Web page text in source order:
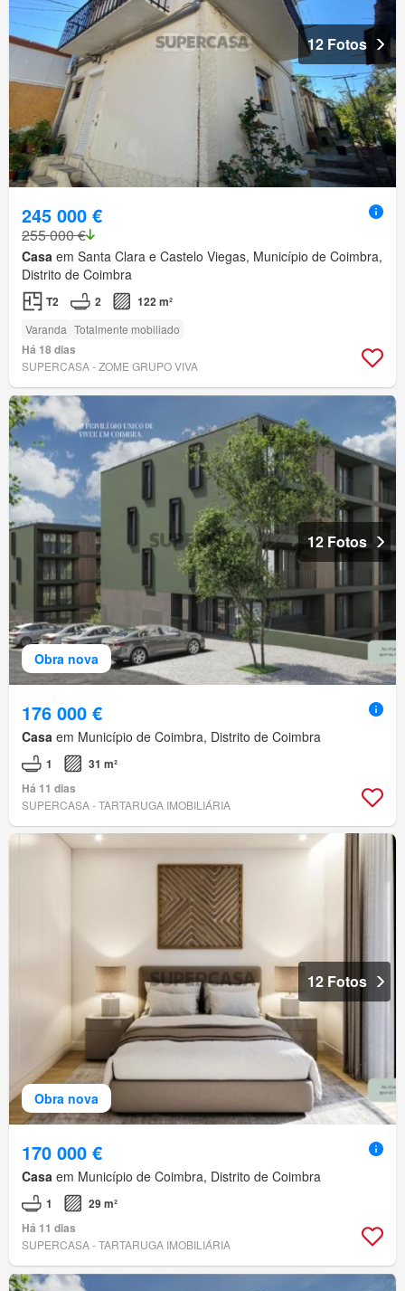
12 Fotos
245 000 €
255 000 €
Casa em Santa Clara e Castelo Viegas, Município de Coimbra,
Distrito de Coimbra
T2 2 122 m²
Varanda Totalmente mobiliado
Há 18 dias
SUPERCASA - ZOME GRUPO VIVA
Obra nova
12 Fotos
176 000 €
Casa em Município de Coimbra, Distrito de Coimbra
1
31 m²
Há 11 dias
SUPERCASA - TARTARUGA IMOBILIÁRIA
Obra nova
12 Fotos
170 000 €
Casa em Município de Coimbra, Distrito de Coimbra
1
29 m²
Há 11 dias
SUPERCASA - TARTARUGA IMOBILIÁRIA